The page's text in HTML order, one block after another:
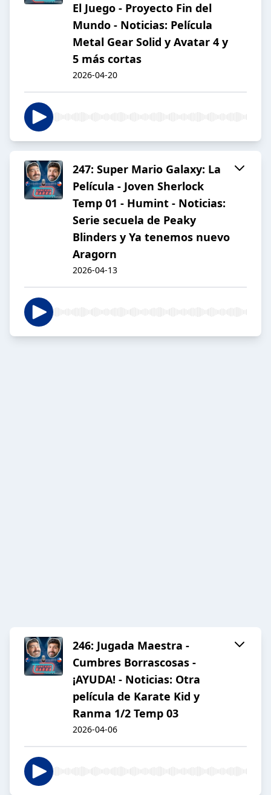
El Juego - Proyecto Fin del
Mundo - Noticias: Película
Metal Gear Solid y Avatar 4 y
5 más cortas
2026-04-20
247: Super Mario Galaxy: La
Película - Joven Sherlock
Temp 01 - Humint - Noticias:
Serie secuela de Peaky
Blinders y Ya tenemos nuevo
Aragorn
2026-04-13
246: Jugada Maestra -
Cumbres Borrascosas -
¡AYUDA! - Noticias: Otra
película de Karate Kid y
Ranma 1/2 Temp 03
2026-04-06